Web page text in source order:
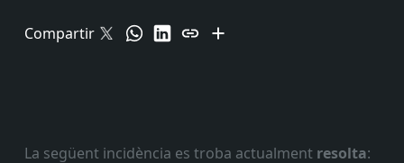
Compartir
La següent incidència es troba actualment resolta: